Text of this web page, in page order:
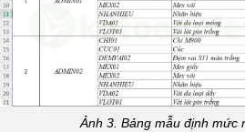
Ảnh 3. Bảng mẫu định mức